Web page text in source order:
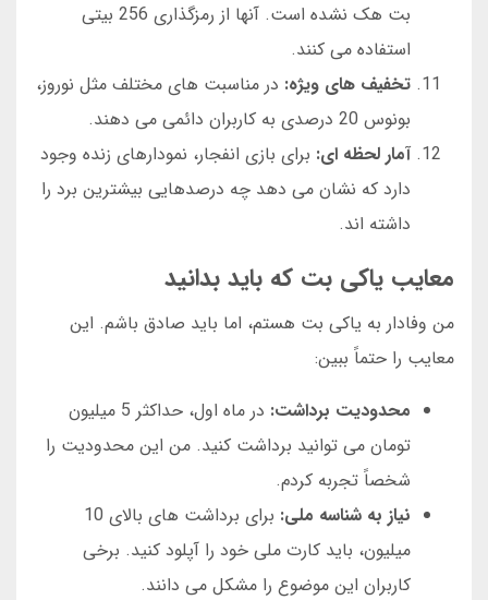
بت هک نشده است. آنها از رمزگذاری 256 بیتی
استفاده می کنند.
تخفیف های ویژه: در مناسبت های مختلف مثل نوروز،
بونوس 20 درصدی به کاربران دائمی می دهند.
آمار لحظه ای: برای بازی انفجار، نمودارهای زنده وجود
دارد که نشان می دهد چه درصدهایی بیشترین برد را
داشته اند.
معایب یاکی بت که باید بدانید
من وفادار به یاکی بت هستم، اما باید صادق باشم. این
معایب را حتماً ببین:
محدودیت برداشت:
در ماه اول، حداکثر 5 میلیون
تومان می توانید برداشت کنید. من این محدودیت را
شخصاً تجربه کردم.
نیاز به شناسه ملی:
برای برداشت های بالای 10
میلیون، باید کارت ملی خود را آپلود کنید. برخی
کاربران این موضوع را مشکل می دانند.